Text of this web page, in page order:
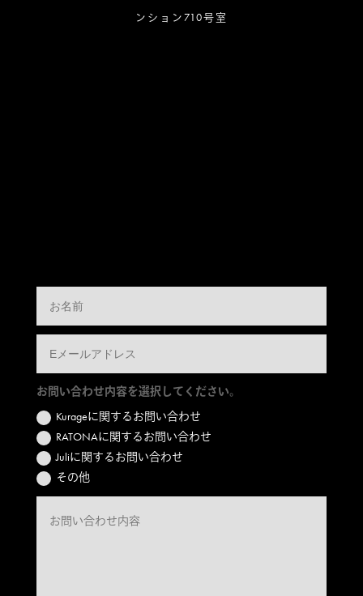
ンション710号室
お問い合わせ内容を選択してください。
Kurageに関するお問い合わせ
RATONAに関するお問い合わせ
Juliに関するお問い合わせ
その他